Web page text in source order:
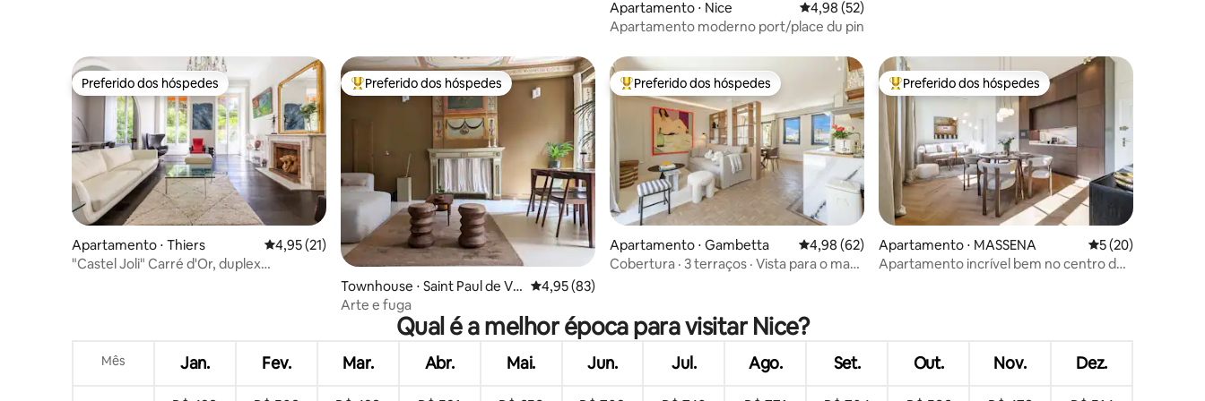
Apartamento ⋅ Nice 4,98 de uma avaliação média de 5, 52 avaliações
4,98 (52)
Apartamento moderno port/place du pin
Preferido dos hóspedes
Preferido dos hóspedes
Apartamento ⋅ Thiers 4,95 de uma avaliação média de 5, 21 avaliações
4,95 (21)
"Castel Joli" Carré d'Or, duplex
Entre os melhores preferidos dos hóspedes
Preferido dos hóspedes
Townhouse ⋅ Saint Paul de Ve
nce
4,95 de uma avaliação média de 5, 83 avaliações
4,95 (83)
Arte e fuga
Entre os melhores preferidos dos hóspedes
Preferido dos hóspedes
Apartamento ⋅ Gambetta 4,98 de uma avaliação média de 5, 62 avaliações
4,98 (62)
Cobertura · 3 terraços · Vista para o mar ·
Entre os melhores preferidos dos hóspedes
Preferido dos hóspedes
Apartamento ⋅ MASSENA 5 de uma
5 (20)
Apartamento incrível bem no centro de
Qual é a melhor época para visitar Nice?
Mês Jan. Fev. Mar. Abr. Mai. Jun. Jul. Ago. Set. Out. Nov. Dez.